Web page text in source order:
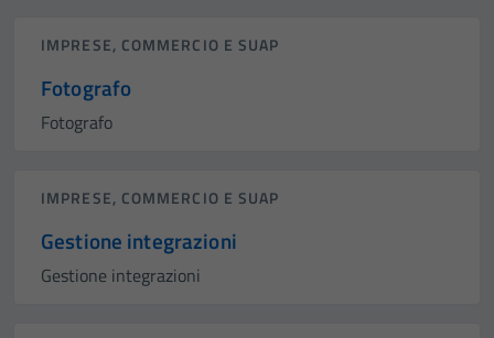
IMPRESE, COMMERCIO E SUAP
Fotografo
Fotografo
IMPRESE, COMMERCIO E SUAP
Gestione integrazioni
Gestione integrazioni